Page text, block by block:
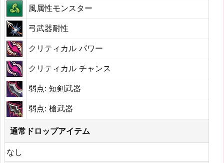
風属性モンスター
弓武器耐性
クリティカル パワー
クリティカル チャンス
弱点: 短剣武器
弱点: 槍武器
通常ドロップアイテム
なし